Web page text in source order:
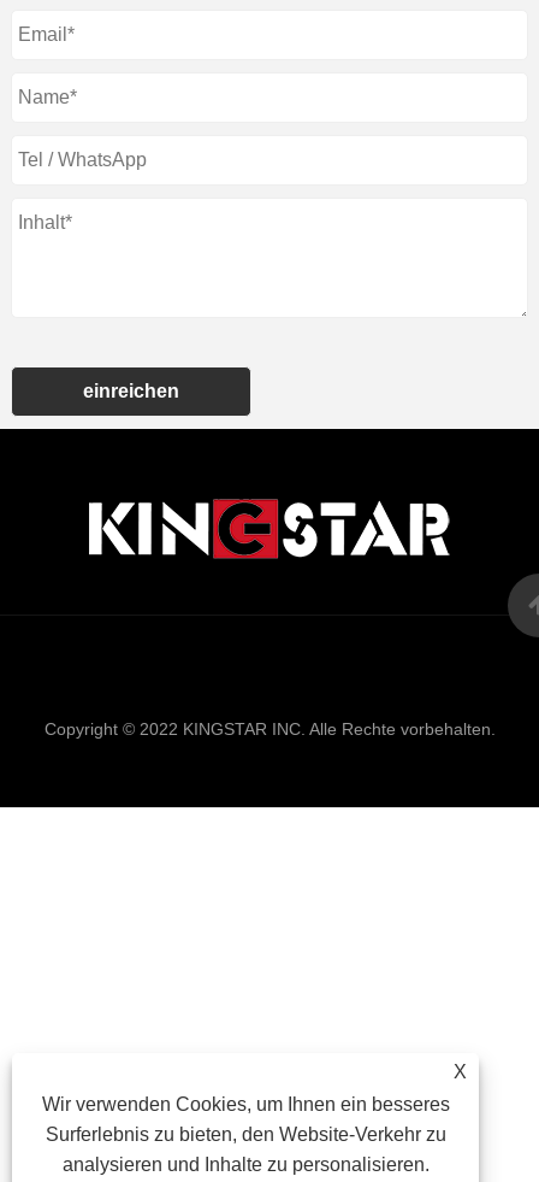
einreichen
X
Wir verwenden Cookies, um Ihnen ein besseres
Surferlebnis zu bieten, den Website-Verkehr zu
analysieren und Inhalte zu personalisieren.
Copyright © 2022 KINGSTAR INC. Alle Rechte vorbehalten.